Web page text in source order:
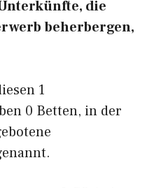
die
beherbergen,
1
0 Betten, in der